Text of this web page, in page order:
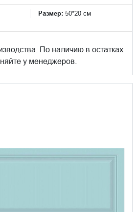
Размер: 50*20 см
По наличию в остатках
у менеджеров.